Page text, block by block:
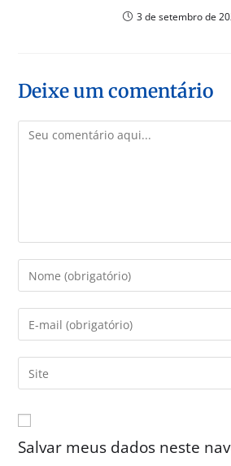
3 de setembro de
Deixe um comentário
Salvar meus dados neste